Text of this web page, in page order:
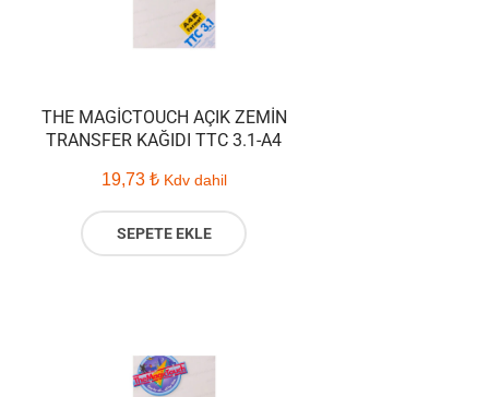
THE MAGICTOUCH AÇIK ZEMIN
TRANSFER KAĞIDI TTC 3.1-A4
19,73 ₺ Kdv dahil
SEPETE EKLE